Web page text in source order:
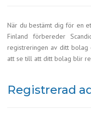
När du bestämt dig för en
Finland förbereder
registreringen av ditt
att se till att ditt bolag blir
Registrerad